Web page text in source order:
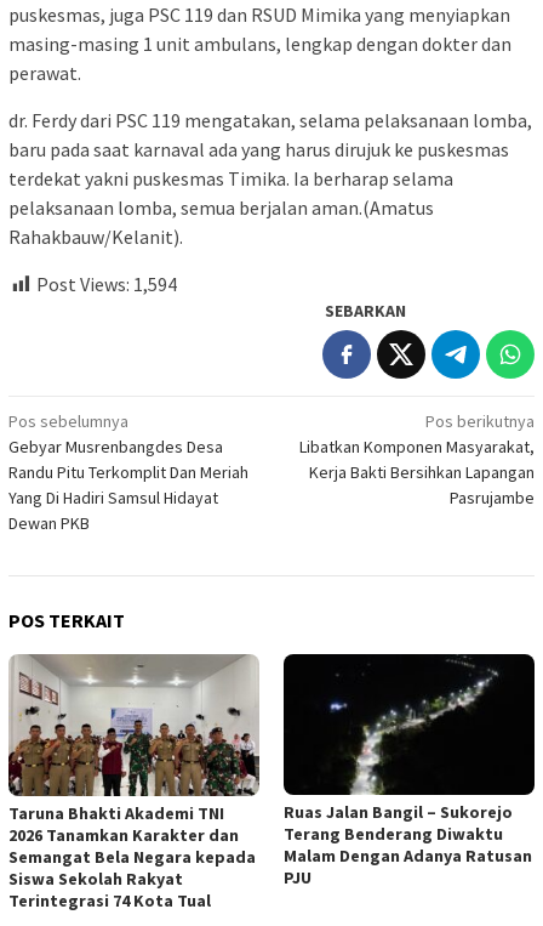
puskesmas, juga PSC 119 dan RSUD Mimika yang menyiapkan
masing-masing 1 unit ambulans, lengkap dengan dokter dan
perawat.
dr. Ferdy dari PSC 119 mengatakan, selama pelaksanaan lomba,
baru pada saat karnaval ada yang harus dirujuk ke puskesmas
terdekat yakni puskesmas Timika. Ia berharap selama
pelaksanaan lomba, semua berjalan aman.(Amatus
Rahakbauw/Kelanit).
Post Views: 1,594
SEBARKAN
Navigasi
pos
Pos sebelumnya
Gebyar Musrenbangdes Desa
Randu Pitu Terkomplit Dan Meriah
Yang Di Hadiri Samsul Hidayat
Dewan PKB
Pos berikutnya
Libatkan Komponen Masyarakat,
Kerja Bakti Bersihkan Lapangan
Pasrujambe
POS TERKAIT
Taruna Bhakti Akademi TNI
2026 Tanamkan Karakter dan
Semangat Bela Negara kepada
Siswa Sekolah Rakyat
Terintegrasi 74 Kota Tual
Ruas Jalan Bangil – Sukorejo
Terang Benderang Diwaktu
Malam Dengan Adanya Ratusan
PJU